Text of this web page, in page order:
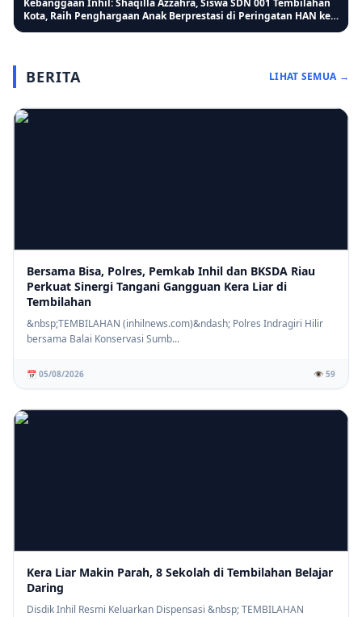
Kebanggaan Inhil: Shaqilla Azzahra, Siswa SDN 001 Tembilahan
Kota, Raih Penghargaan Anak Berprestasi di Peringatan HAN ke-
Pertumbuhan Jagung Membaik, Bhabinkamtibmas Pelangiran
Pastikan Perawatan Lahan Warga Berjalan Optimal
⚡ PENDIDIKAN
SD IT Tunas Harapan Gelar Sosialisasi Stop Bullying, Bangun
Karakter Siswa yang Peduli dan Berempati
BERITA LIHAT SEMUA →
Bersama Bisa, Polres, Pemkab Inhil dan BKSDA Riau
Perkuat Sinergi Tangani Gangguan Kera Liar di
Tembilahan
&nbsp;TEMBILAHAN (inhilnews.com)&ndash; Polres Indragiri Hilir
bersama Balai Konservasi Sumb...
📅 05/08/2026 👁️ 59
Kera Liar Makin Parah, 8 Sekolah di Tembilahan Belajar
Daring
Disdik Inhil Resmi Keluarkan Dispensasi &nbsp; TEMBILAHAN